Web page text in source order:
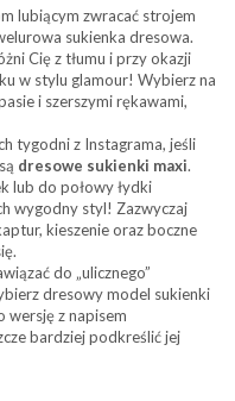
lubiącym zwracać strojem
sukienka dresowa.
Cię z tłumu i przy okazji
w stylu glamour! Wybierz na
i szerszymi rękawami,
tygodni z Instagrama, jeśli
dresowe sukienki maxi.
lub do połowy łydki
wygodny styl! Zazwyczaj
kieszenie oraz boczne
do „ulicznego”
dresowy model sukienki
wersję z napisem
bardziej podkreślić jej